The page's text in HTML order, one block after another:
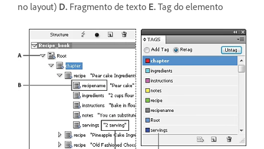
no layout) D. Fragmento de texto E. Tag do elemento